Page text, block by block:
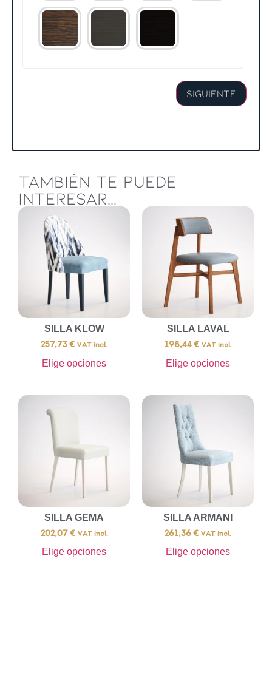
Siguiente
TAMBIÉN TE PUEDE
INTERESAR...
SILLA KLOW
257,73 € VAT incl.
Elige opciones
SILLA LAVAL
198,44 € VAT incl.
Elige opciones
SILLA GEMA
202,07 € VAT incl.
Elige opciones
SILLA ARMANI
261,36 € VAT incl.
Elige opciones